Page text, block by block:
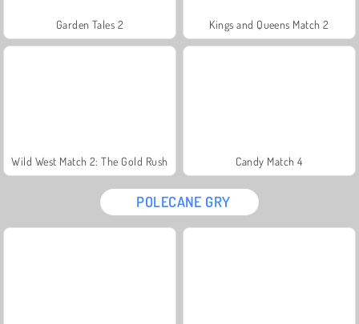
Garden Tales 2 Kings and Queens Match 2
Wild West Match 2: The Gold Rush Candy Match 4
POLECANE GRY